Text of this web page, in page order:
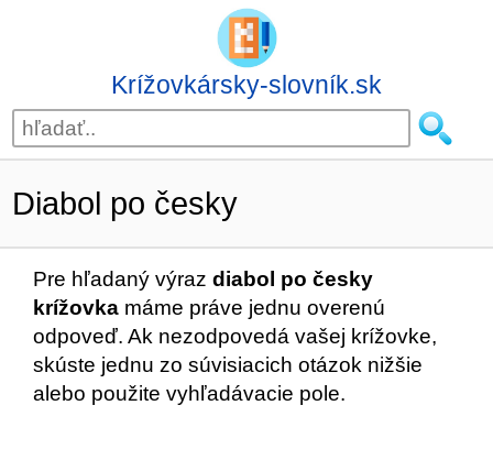
Krížovkársky-slovník.sk
Diabol po česky
Pre hľadaný výraz diabol po česky
krížovka máme práve jednu overenú
odpoveď. Ak nezodpovedá vašej krížovke,
skúste jednu zo súvisiacich otázok nižšie
alebo použite vyhľadávacie pole.